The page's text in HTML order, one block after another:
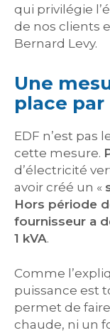
qui privilégie
de nos clients
Bernard Levy.
Une
place
EDF n’est pas
cette mesure.
d’électricité
avoir créé un «
Hors période
fournisseur a
1 kVA.
Comme
puissance est
permet de
chaude, ni un